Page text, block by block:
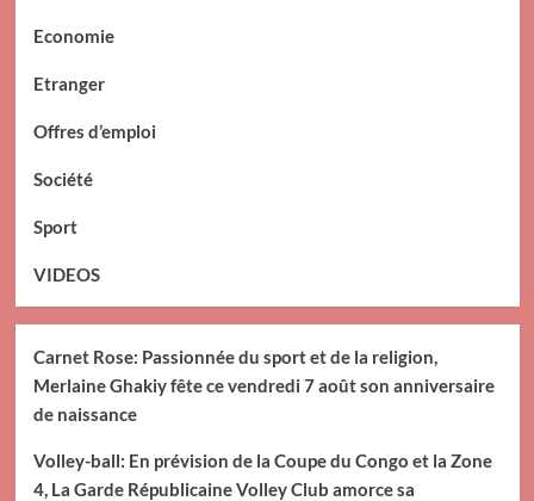
Economie
Etranger
Offres d’emploi
Société
Sport
VIDEOS
Carnet Rose: Passionnée du sport et de la religion,
Merlaine Ghakiy fête ce vendredi 7 août son anniversaire
de naissance
Volley-ball: En prévision de la Coupe du Congo et la Zone
4, La Garde Républicaine Volley Club amorce sa